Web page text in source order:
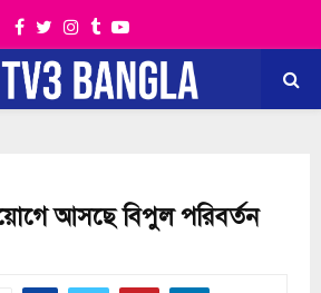
Facebook
TwitterInstagram
TumblrYoutube
আসছে বিপুল পরিবর্তন